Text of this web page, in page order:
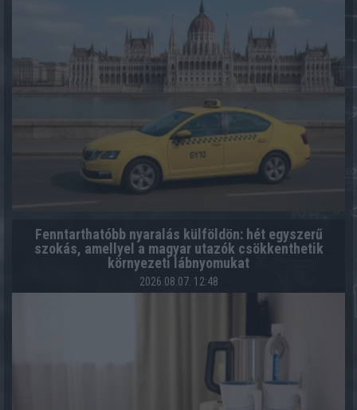
Fenntarthatóbb nyaralás külföldön: hét egyszerű
szokás, amellyel a magyar utazók csökkenthetik
környezeti lábnyomukat
2026.08.07. 12:48